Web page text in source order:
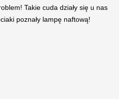
Takie cuda działy się u nas
poznały lampę naftową!